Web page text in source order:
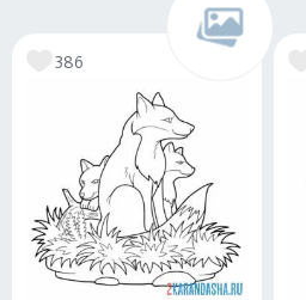
386